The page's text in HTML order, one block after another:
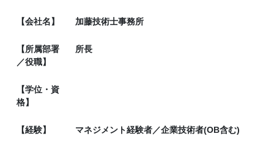
【会社名】 加藤技術士事務所
【所属部署
／役職】
所長
【学位・資
格】
【経験】 マネジメント経験者／企業技術者(OB含む)